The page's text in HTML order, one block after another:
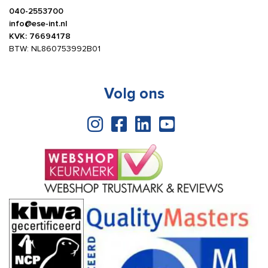
040-2553700
info@ese-int.nl
KVK: 76694178
BTW: NL860753992B01
Volg ons